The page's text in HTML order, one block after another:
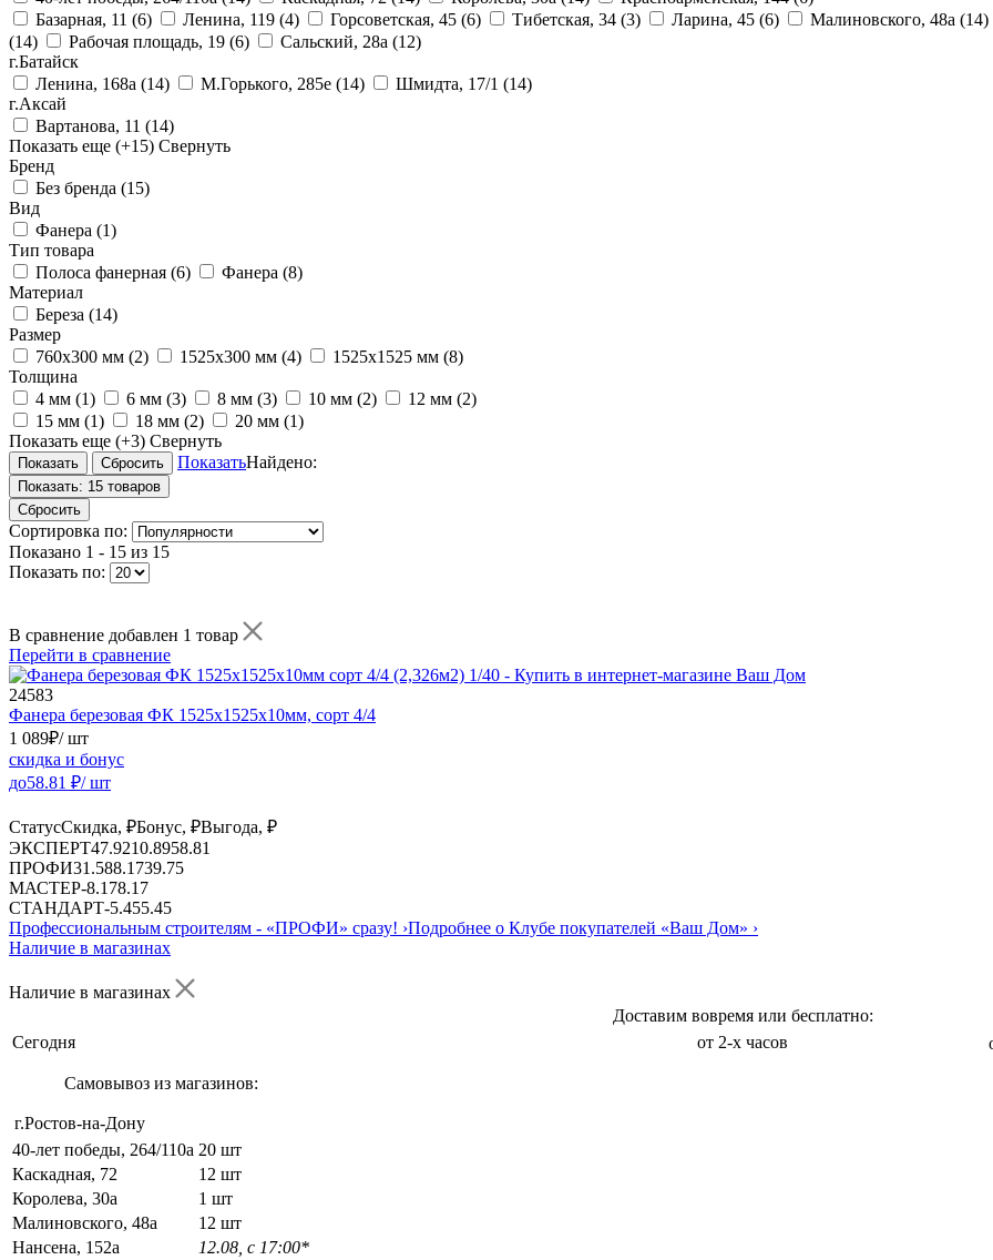
Базарная, 11 (6) Ленина, 119 (4) Горсоветская, 45 (6) Тибетская, 34 (3) Ларина, 45 (6) Малиновского, 48а (14)
(14)
Рабочая площадь, 19 (6) Сальский, 28a (12)
г.Батайск
Ленина, 168а (14) М.Горького, 285е (14) Шмидта, 17/1 (14)
г.Аксай
Вартанова, 11 (14)
Показать еще (+15) Свернуть
Бренд
Без бренда (15)
Вид
Фанера (1)
Тип товара
Полоса фанерная (6) Фанера (8)
Материал
Береза (14)
Размер
760х300 мм (2) 1525х300 мм (4) 1525х1525 мм (8)
Толщина
4 мм (1) 6 мм (3) 8 мм (3) 10 мм (2) 12 мм (2)
15 мм (1) 18 мм (2) 20 мм (1)
Показать еще (+3) Свернуть
ПоказатьНайдено:
Показать: 15 товаров
Сбросить
Сортировка по:
Показано 1 - 15 из 15
Показать по:
В сравнение добавлен 1 товар
Перейти в сравнение
24583
Фанера березовая ФК 1525х1525х10мм, сорт 4/4
1 089₽/ шт
скидка и бонус
до58.81 ₽/ шт
СтатусСкидка, ₽Бонус, ₽Выгода, ₽
ЭКСПЕРТ47.9210.8958.81
ПРОФИ31.588.1739.75
МАСТЕР-8.178.17
СТАНДАРТ-5.455.45
Профессиональным строителям - «ПРОФИ» сразу! ›Подробнее о Клубе покупателей «Ваш Дом» ›
Наличие в магазинах
Наличие в магазинах
Доставим вовремя или бесплатно:
Сегодня
от 2-х часов
Самовывоз из магазинов:
г.Ростов-на-Дону
40-лет победы, 264/110а 20 шт
Каскадная, 72
12 шт
Королева, 30а
1 шт
Малиновского, 48а
12 шт
Нансена, 152а
12.08, с 17:00*